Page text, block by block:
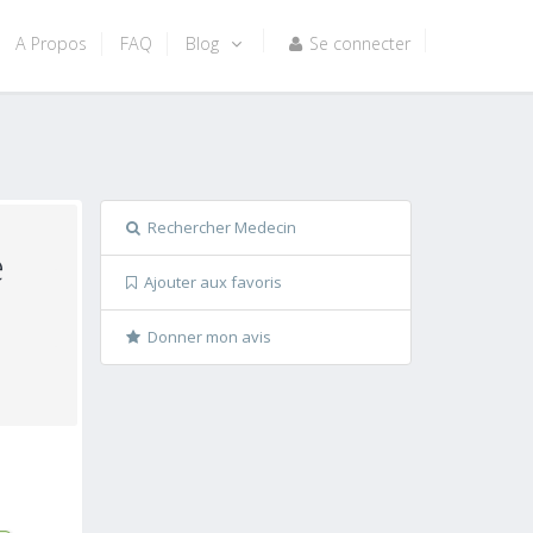
A Propos FAQ Blog Se connecter
Rechercher Medecin
Ajouter aux favoris
Donner mon avis